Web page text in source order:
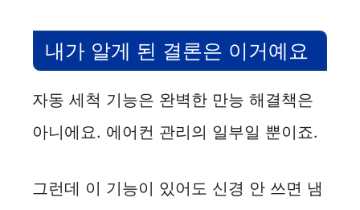
내가 알게 된 결론은 이거예요
자동 세척 기능은 완벽한 만능 해결책은
아니에요. 에어컨 관리의 일부일 뿐이죠.
그런데 이 기능이 있어도 신경 안 쓰면 냄